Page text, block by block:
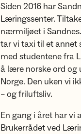
Siden 2016 har
Læringssenter.
nærmiljøet i
tar vi taxi til et annet
med studentene fra
å lære norske ord og
Norge. Den uken vi
– og friluftsliv.
En gang i året har vi
Brukerrådet ved